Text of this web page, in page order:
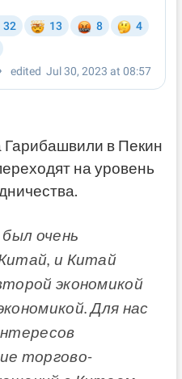
Гарибашвили в Пекин
на уровень
очень
и Китай
экономикой
Для нас
торгово-